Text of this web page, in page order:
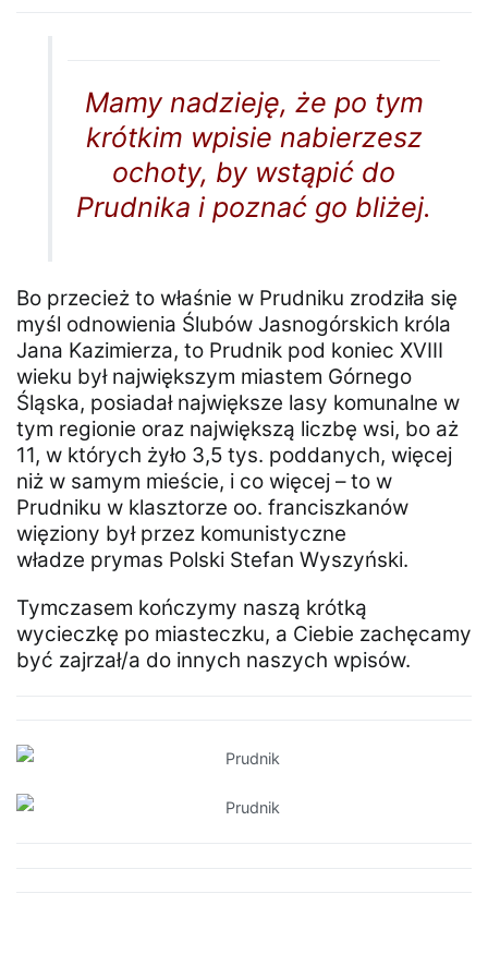
Mamy nadzieję, że po tym
krótkim wpisie nabierzesz
ochoty, by wstąpić do
Prudnika i poznać go bliżej.
Bo przecież to właśnie w Prudniku zrodziła się
myśl odnowienia Ślubów Jasnogórskich króla
Jana Kazimierza, to Prudnik pod koniec XVIII
wieku był największym miastem Górnego
Śląska, posiadał największe lasy komunalne w
tym regionie oraz największą liczbę wsi, bo aż
11, w których żyło 3,5 tys. poddanych, więcej
niż w samym mieście, i co więcej – to w
Prudniku w klasztorze oo. franciszkanów
więziony był przez komunistyczne
władze prymas Polski Stefan Wyszyński.
Tymczasem kończymy naszą krótką
wycieczkę po miasteczku, a Ciebie zachęcamy
być zajrzał/a do innych naszych wpisów.